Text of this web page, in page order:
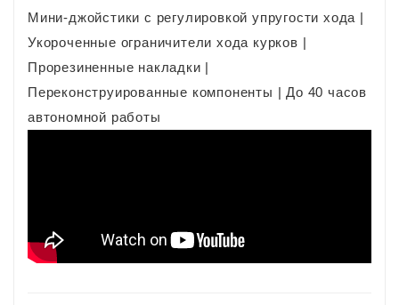
Мини-джойстики с регулировкой упругости хода |
Укороченные ограничители хода курков |
Прорезиненные накладки |
Переконструированные компоненты | До 40 часов
автономной работы